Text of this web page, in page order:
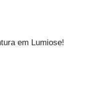
em Lumiose!